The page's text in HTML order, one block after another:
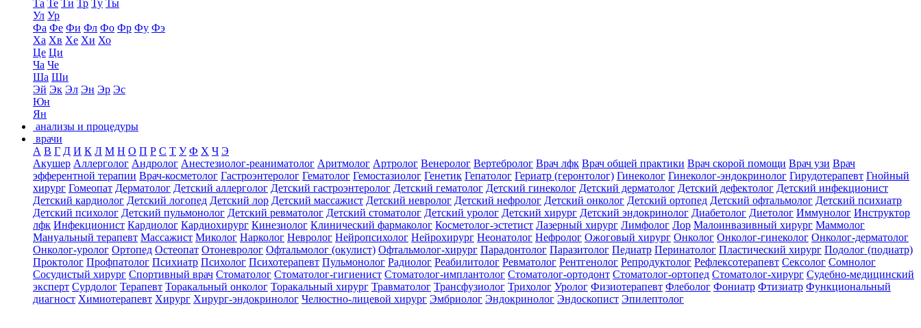
Та Те Ти Тр Ту Ты
Ул Ур
Фа Фе Фи Фл Фо Фр Фу Фэ
Ха Хв Хе Хи Хо
Це Ци
Ча Че
Ша Ши
Эй Эк Эл Эн Эр Эс
Юн
Ян
анализы и процедуры
врачи
А В Г Д И К Л М Н О П Р С Т У Ф Х Ч Э
Акушер Аллерголог Андролог Анестезиолог-реаниматолог Аритмолог Артролог Венеролог Вертебролог Врач лфк Врач общей практики Врач скорой помощи Врач узи Врач
эфферентной терапии Врач-косметолог Гастроэнтеролог Гематолог Гемостазиолог Генетик Гепатолог Гериатр (геронтолог) Гинеколог Гинеколог-эндокринолог Гирудотерапевт Гнойный
хирург Гомеопат Дерматолог Детский аллерголог Детский гастроэнтеролог Детский гематолог Детский гинеколог Детский дерматолог Детский дефектолог Детский инфекционист
Детский кардиолог Детский логопед Детский лор Детский массажист Детский невролог Детский нефролог Детский онколог Детский ортопед Детский офтальмолог Детский психиатр
Детский психолог Детский пульмонолог Детский ревматолог Детский стоматолог Детский уролог Детский хирург Детский эндокринолог Диабетолог Диетолог Иммунолог Инструктор
лфк Инфекционист Кардиолог Кардиохирург Кинезиолог Клинический фармаколог Косметолог-эстетист Лазерный хирург Лимфолог Лор Малоинвазивный хирург Маммолог
Мануальный терапевт Массажист Миколог Нарколог Невролог Нейропсихолог Нейрохирург Неонатолог Нефролог Ожоговый хирург Онколог Онколог-гинеколог Онколог-дерматолог
Онколог-уролог Ортопед Остеопат Отоневролог Офтальмолог (окулист) Офтальмолог-хирург Парадонтолог Паразитолог Педиатр Перинатолог Пластический хирург Подолог (подиатр)
Проктолог Профпатолог Психиатр Психолог Психотерапевт Пульмонолог Радиолог Реабилитолог Ревматолог Рентгенолог Репродуктолог Рефлексотерапевт Сексолог Сомнолог
Сосудистый хирург Спортивный врач Стоматолог Стоматолог-гигиенист Стоматолог-имплантолог Стоматолог-ортодонт Стоматолог-ортопед Стоматолог-хирург Судебно-медицинский
эксперт Сурдолог Терапевт Торакальный онколог Торакальный хирург Травматолог Трансфузиолог Трихолог Уролог Физиотерапевт Флеболог Фониатр Фтизиатр Функциональный
диагност Химиотерапевт Хирург Хирург-эндокринолог Челюстно-лицевой хирург Эмбриолог Эндокринолог Эндоскопист Эпилептолог